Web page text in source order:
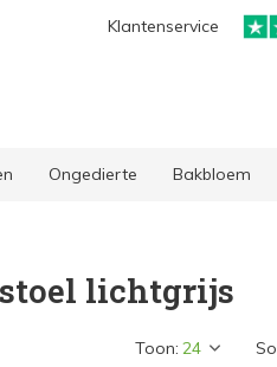
Unieke selectie producten
Klantenservice
Ongedierte Bakbloem
lichtgrijs
Toon: